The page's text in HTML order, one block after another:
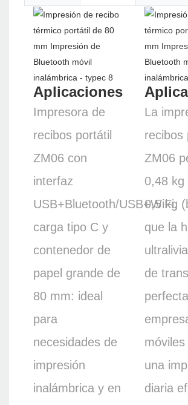
Aplicaciones
Impresora de
recibos portátil
ZM06 con
interfaz
USB+Bluetooth/USB+WiFi,
carga tipo C y
contenedor de
papel grande de
80 mm: ideal
para
necesidades de
impresión
inalámbrica y en
La
recibos
ZM06
0,48
0,5 kg
que la
de
una
diaria